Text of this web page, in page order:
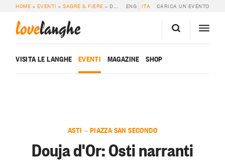
HOME » EVENTI »SAGRE & FIERE » DOUJA D’OR: OSTI NARRANTI ENG ITA CARICA UN EVENTO
lovelanghe
VISITA LE LANGHE EVENTI MAGAZINE SHOP
ASTI — PIAZZA SAN SECONDO
Douja d'Or: Osti narranti